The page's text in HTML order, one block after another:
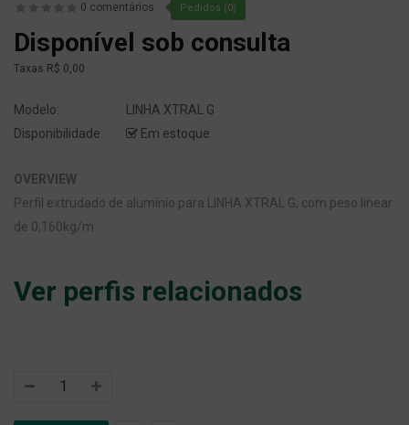
0 comentários Pedidos (0)
Disponível sob consulta
Taxas R$ 0,00
Modelo:
LINHA XTRAL G
Disponibilidade:
Em estoque
OVERVIEW
Perfil extrudado de alumínio para LINHA XTRAL G, com peso linear
de 0,160kg/m.
Ver perfis relacionados